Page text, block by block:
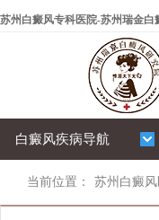
苏州白癜风专科医院-苏州瑞金白
白癜风疾病导航
当前位置： 苏州白癜